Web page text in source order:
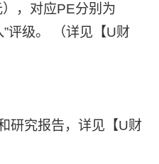
，对应PE分别为
评级。 （详见【U财
研究报告，详见【U财